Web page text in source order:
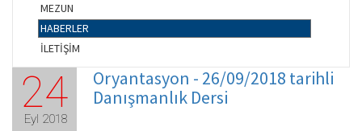
MEZUN
HABERLER
İLETİŞİM
24
Eyl 2018
Oryantasyon - 26/09/2018 tarihli
Danışmanlık Dersi